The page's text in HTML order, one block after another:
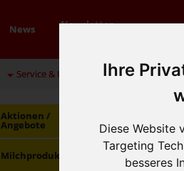
Ihre
Diese Website
Targeting
besseres
News Newsletter
Service & Infos 01 / 599 92
Aktionen /
Angebote alkoholfrei
Milchprodukte
Tiefkühlprodukte